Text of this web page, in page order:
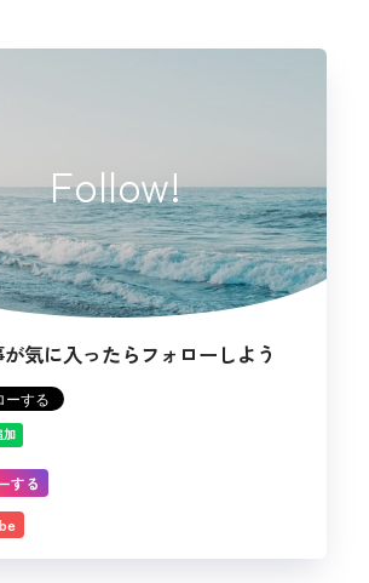
Follow!
が気に入ったらフォローしよう
する